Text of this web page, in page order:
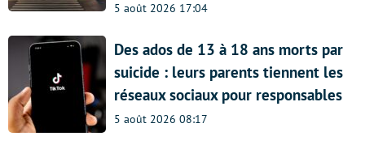
5 août 2026 17:04
Des ados de 13 à 18 ans morts par
suicide : leurs parents tiennent les
réseaux sociaux pour responsables
5 août 2026 08:17